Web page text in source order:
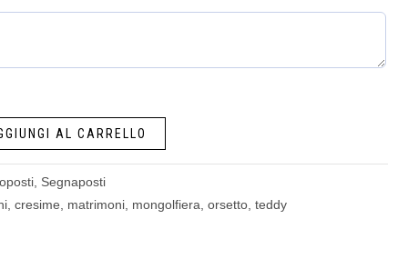
AL CARRELLO
Segnaposti
cresime matrimoni mongolfiera orsetto teddy